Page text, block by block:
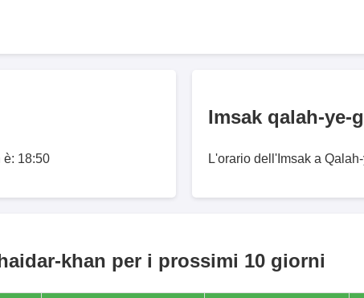
è: 18:50
Imsak qalah-ye-
L'orario dell'Imsak a
khan per i prossimi 10 giorni